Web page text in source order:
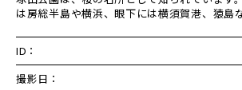
は房総半島や横浜、眼下には横須賀港、猿島
ID：
撮影日：